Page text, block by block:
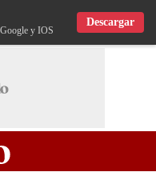
y IOS
Descargar